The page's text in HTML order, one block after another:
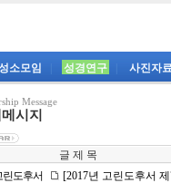
소모임 성경연구 사진자
Message
시지
글 제 목
린도후서 [2017년 고린도후서